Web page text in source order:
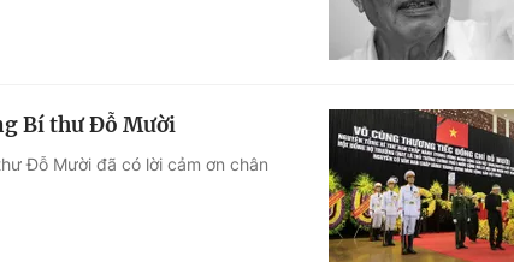
Giải sao mai
Podcast
EMagazine
Photo
Infographic
Góc ảnh
Bí thư Đỗ Mười
Đỗ Mười đã có lời cảm ơn chân